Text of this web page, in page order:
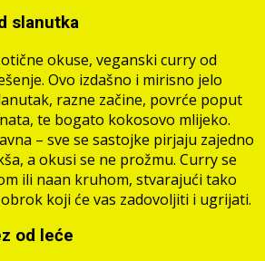
slanutka
okuse, veganski curry od
Ovo izdašno i mirisno jelo
razne začine, povrće poput
te bogato kokosovo mlijeko.
– sve se sastojke pirjaju zajedno
a okusi se ne prožmu. Curry se
ili naan kruhom, stvarajući tako
koji će vas zadovoljiti i ugrijati.
od leće